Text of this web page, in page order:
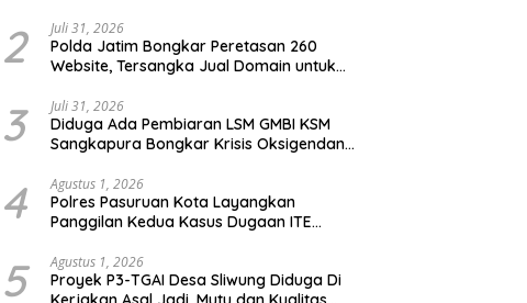
Mitra Indonesia dengan SPEKTANI
2 Juli 31, 2026
Polda Jatim Bongkar Peretasan 260
Website, Tersangka Jual Domain untuk
3 Juli 31, 2026
Diduga Ada Pembiaran LSM GMBI KSM
Sangkapura Bongkar Krisis Oksigendan
4 Agustus 1, 2026
Polres Pasuruan Kota Layangkan
Panggilan Kedua Kasus Dugaan ITE
5 Agustus 1, 2026
Proyek P3-TGAI Desa Sliwung Diduga Di